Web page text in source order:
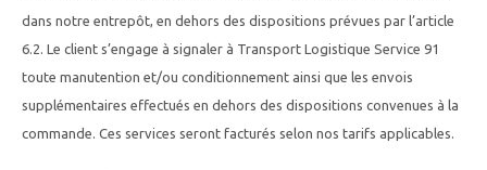
dans notre entrepôt, en dehors des dispositions prévues par l’article
6.2. Le client s’engage à signaler à Transport Logistique Service 91
toute manutention et/ou conditionnement ainsi que les envois
supplémentaires effectués en dehors des dispositions convenues à la
commande. Ces services seront facturés selon nos tarifs applicables.